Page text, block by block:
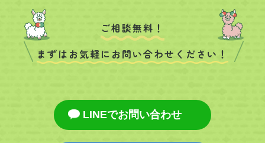
ご相談無料！
まずはお気軽にお問い合わせください！
LINEでお問い合わせ